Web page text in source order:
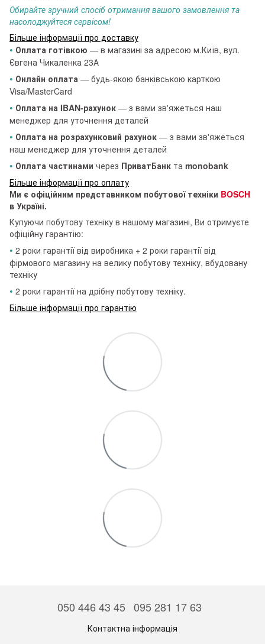
Обирайте зручний спосіб отримання вашого замовлення та
насолоджуйтеся сервісом!
Більше інформації про доставку
• Оплата готівкою — в магазині за адресою м.Київ, вул.
Євгена Чикаленка 23А
• Онлайн оплата — будь-якою банківською карткою
Visa/MasterCard
• Оплата на IBAN-рахунок — з вами зв'яжеться наш
менеджер для уточнення деталей
• Оплата на розрахунковий рахунок — з вами зв'яжеться
наш менеджер для уточнення деталей
• Оплата частинами через ПриватБанк та monobank
Більше інформації про оплату
Ми є офіційним представником побутової техніки BOSCH
в Україні.
Купуючи побутову техніку в нашому магазині, Ви отримуєте
офіційну гарантію:
• 2 роки гарантії від виробника + 2 роки гарантії від
фірмового магазину на велику побутову техніку, вбудовану
техніку
• 2 роки гарантії на дрібну побутову техніку.
Більше інформації про гарантію
050 446 43 45 095 281 17 63
Контактна інформація